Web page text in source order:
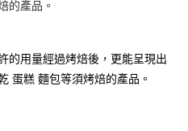
的產品。
的用量經過烤焙後，更能呈現出
蛋糕 麵包等須烤焙的產品。